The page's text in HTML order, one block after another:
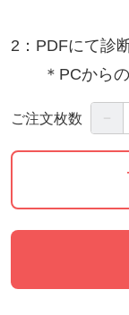
2：PDFにて診
＊PCからの
備ください
3：お互いの時
診断内容のご
ご注文枚数 －